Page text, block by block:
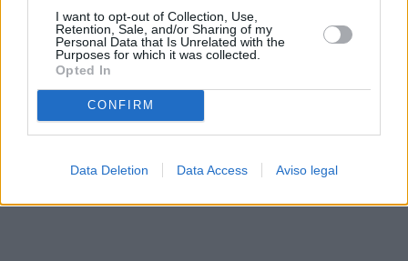
I want to opt-out of Collection, Use,
Retention, Sale, and/or Sharing of my
Personal Data that Is Unrelated with the
Purposes for which it was collected.
Opted In
CONFIRM
Data Deletion Data Access Aviso legal